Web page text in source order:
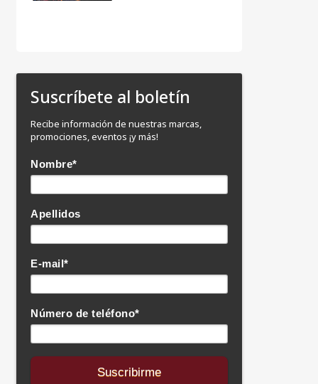
Suscríbete al boletín
Recibe información de nuestras marcas,
promociones, eventos ¡y más!
Nombre*
Apellidos
E-mail*
Número de teléfono*